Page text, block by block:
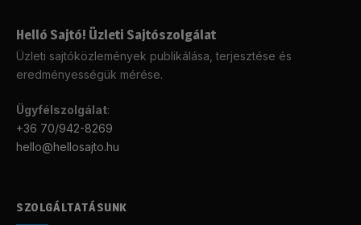
Helló Sajtó! Üzleti Sajtószolgálat
Üzleti sajtóközlemények publikálása, terjesztése és
eredményességük mérése.
Ügyfélszolgálat:
+36 70/942-8269
hello@hellosajto.hu
SZOLGÁLTATÁSUNK